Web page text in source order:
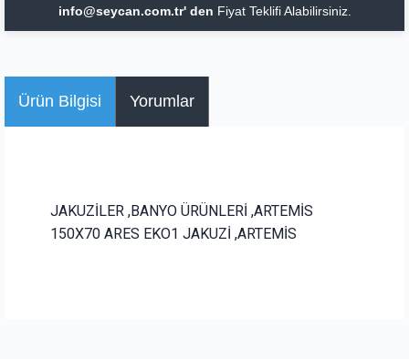
info@seycan.com.tr' den Fiyat Teklifi Alabilirsiniz.
Ürün Bilgisi Yorumlar
JAKUZİLER ,BANYO ÜRÜNLERİ ,ARTEMİS
150X70 ARES EKO1 JAKUZİ ,ARTEMİS